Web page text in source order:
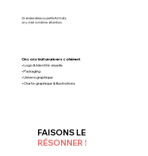
Grandes idées ou petits formats,
on y met la même attention.
On construit un univers cohérent
• Logo & Identité visuelle
• Packaging
• Univers graphique
• Charte graphique & Illustrations
FAISONS LE
RÉSONNER !